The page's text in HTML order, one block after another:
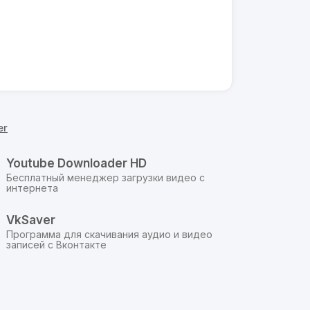
Youtube Downloader HD
Бесплатный менеджер загрузки видео с
интернета
VkSaver
Программа для скачивания аудио и видео
записей с Вконтакте